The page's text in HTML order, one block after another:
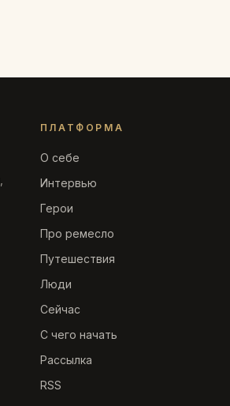
ПЛАТФОРМА
О себе
Интервью
Герои
Про ремесло
Путешествия
Люди
Сейчас
С чего начать
Рассылка
RSS